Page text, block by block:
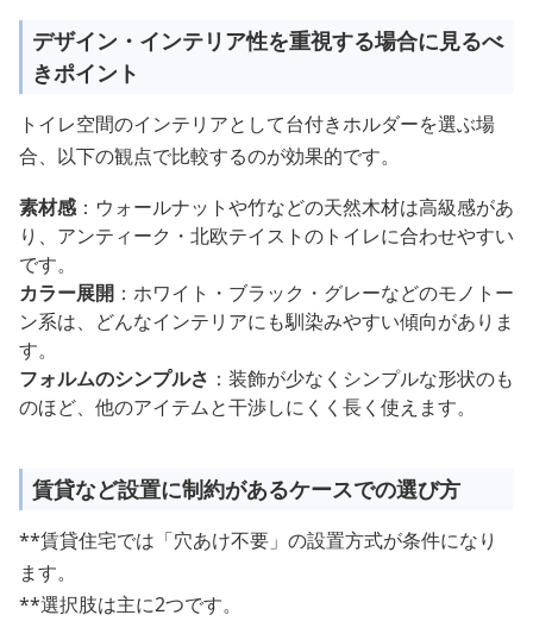
デザイン・インテリア性を重視する場合に見るべ
きポイント
トイレ空間のインテリアとして台付きホルダーを選ぶ場
合、以下の観点で比較するのが効果的です。
素材感：ウォールナットや竹などの天然木材は高級感があ
り、アンティーク・北欧テイストのトイレに合わせやすい
です。
カラー展開 ：ホワイト・ブラック・グレーなどのモノトー
ン系は、どんなインテリアにも馴染みやすい傾向がありま
す。
フォルムのシンプルさ ：装飾が少なくシンプルな形状のも
のほど、他のアイテムと干渉しにくく長く使えます。
賃貸など設置に制約があるケースでの選び方
**賃貸住宅では「穴あけ不要」の設置方式が条件になり
ます。
**選択肢は主に2つです。